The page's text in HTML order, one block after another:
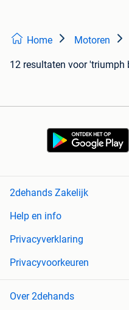
Home Motoren
12 resultaten voor 'triumph
2dehands Zakelijk
Help en info
Privacyverklaring
Privacyvoorkeuren
Over 2dehands